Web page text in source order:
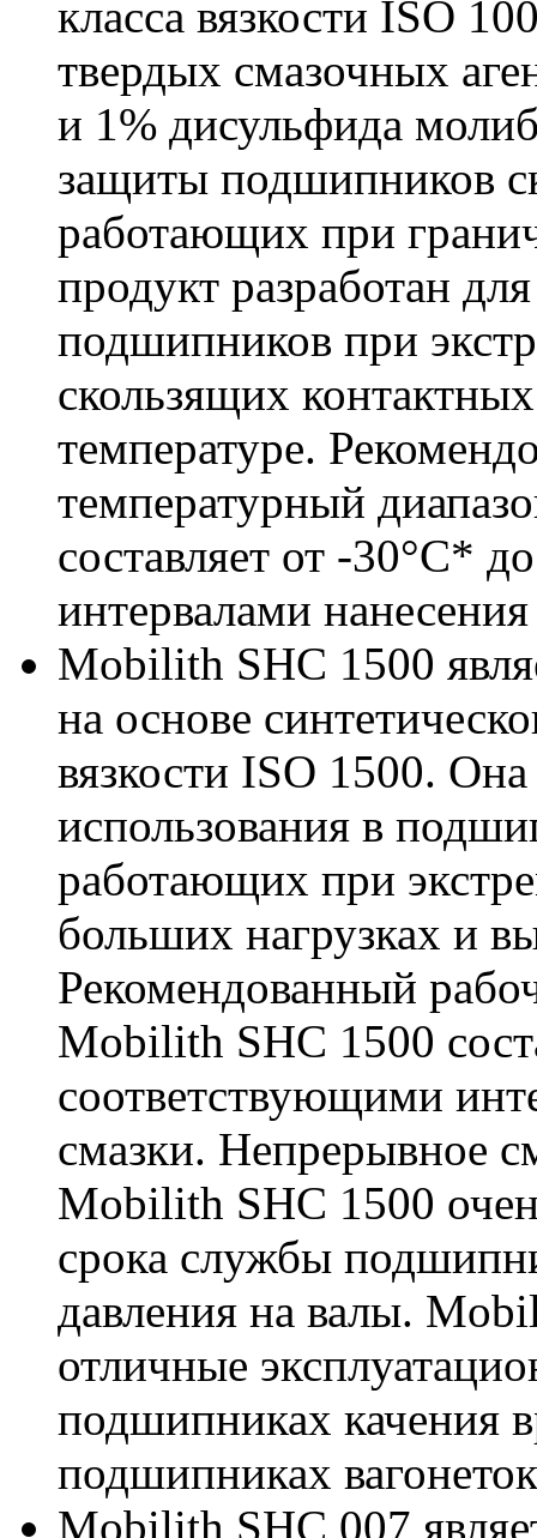
класса вязкости ISO
твердых смазочных
и 1% дисульфида
защиты подшипников
работающих при
продукт разработан
подшипников при
скользящих
температуре.
температурный
составляет от -30°C*
интервалами
Mobilith SHC 1500
на основе
вязкости ISO 1500.
использования в
работающих при
больших нагрузках и
Рекомендованный
Mobilith SHC 1500
соответствующими
смазки. Непрерывное
Mobilith SHC 1500
срока службы
давления на валы.
отличные
подшипниках качения
подшипниках
Mobilith SHC 007